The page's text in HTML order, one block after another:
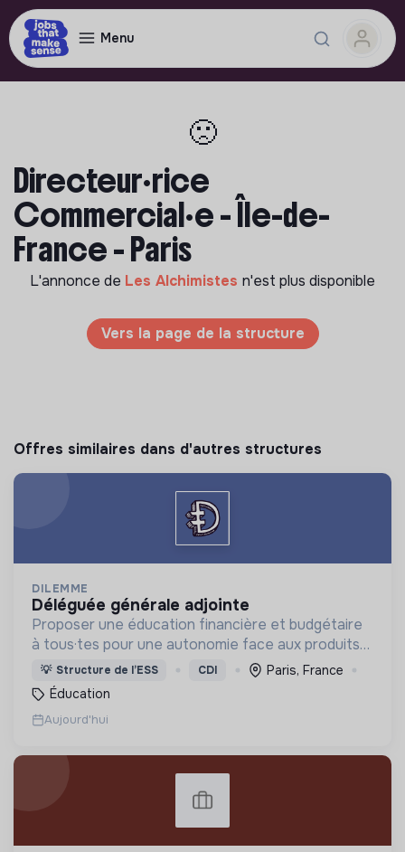
Menu
🙁
Directeur·rice
Commercial·e - Île-de-
France - Paris
L'annonce de Les Alchimistes n'est plus disponible
Vers la page de la structure
Offres similaires dans d'autres structures
DILEMME
déléguée générale adjointe
Proposer une éducation financière et budgétaire
à tous·tes pour une autonomie face aux produits
financiers, bancaires et assurantiels et briser le
tabou autour de l'argent.
💡 Structure de l’ESS CDI
Paris, France
Éducation
Aujourd'hui